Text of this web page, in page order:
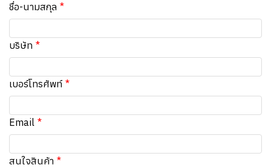
ชื่อ-นามสกุล
บริษัท
เบอร์โทรศัพท์
Email
สนใจสินค้า